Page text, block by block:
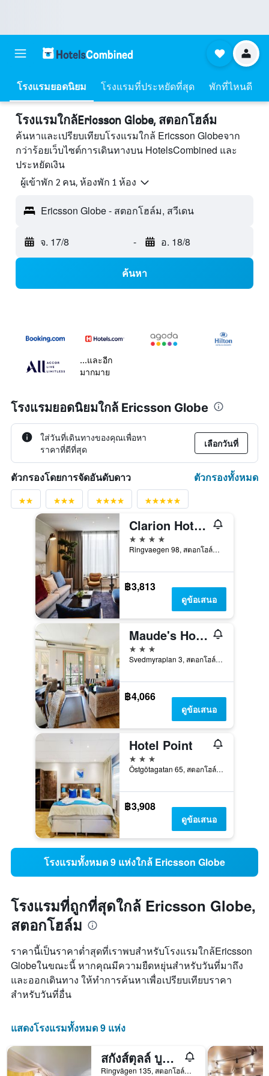
โรงแรมยอดนิยม โรงแรมที่ประหยัดที่สุด พักที่ไหนดี
โรงแรมใกล้Ericsson Globe, สตอกโฮล์ม
ค้นหาและเปรียบเทียบโรงแรมใกล้ Ericsson Globeจาก
กว่าร้อยเว็บไซต์การเดินทางบน HotelsCombined และ
ประหยัดเงิน
ผู้เข้าพัก 2 คน, ห้องพัก 1 ห้อง
Ericsson Globe - สตอกโฮล์ม, สวีเดน
จ. 17/8 - อ. 18/8
ค้นหา
...และอีก
มากมาย
โรงแรมยอดนิยมใกล้ Ericsson Globe
ใส่วันที่เดินทางของคุณเพื่อหา
ราคาที่ดีที่สุด
เลือกวันที่
ตัวกรองโดยการจัดอันดับดาว ตัวกรองทั้งหมด
Clarion Hotel Stockholm
4 ดาว
Ringvaegen 98, สตอกโฮล์ม, สตอกโฮล์ม, สวีเดน
฿3,813
ดูข้อเสนอ
Maude's Hotel Enskede Stockholm
3 ดาว
Svedmyraplan 3, สตอกโฮล์ม, สตอกโฮล์ม, สวีเดน
฿4,066
ดูข้อเสนอ
Hotel Point
3 ดาว
Östgötagatan 65, สตอกโฮล์ม, สตอกโฮล์ม, สวีเดน
฿3,908
ดูข้อเสนอ
โรงแรมทั้งหมด 9 แห่งใกล้ Ericsson Globe
โรงแรมที่ถูกที่สุดใกล้ Ericsson Globe,
สตอกโฮล์ม
ราคานี้เป็นราคาต่ำสุดที่เราพบสำหรับโรงแรมใกล้Ericsson
Globeในขณะนี้ หากคุณมีความยืดหยุ่นสำหรับวันที่มาถึง
และออกเดินทาง ให้ทำการค้นหาเพื่อเปรียบเทียบราคา
สำหรับวันที่อื่น
แสดงโรงแรมทั้งหมด 9 แห่ง
สกังส์ตุลล์ บูทีค โฮสเทล
Ringvägen 135, สตอกโฮล์ม, สตอกโฮล์ม, สวีเดน